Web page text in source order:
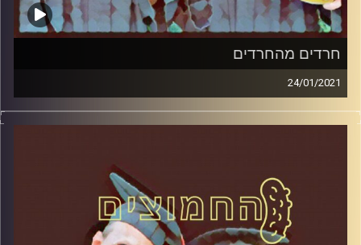
חרדים מהחרדים
24/01/2021
החמוצים – בפעם הרביעית
עם פרופסור בועז בן-דוד ופרופסור גלעד
הירשברגר